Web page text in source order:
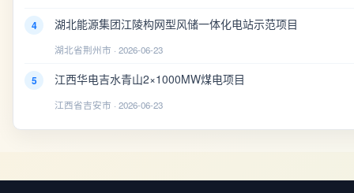
4 湖北能源集团江陵构网型风储一体化电站示范项目
湖北省荆州市 · 2026-06-23
5 江西华电吉水青山2×1000MW煤电项目
江西省吉安市 · 2026-06-23